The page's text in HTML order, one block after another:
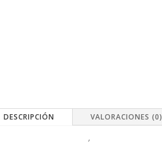
DESCRIPCIÓN VALORACIONES (0)